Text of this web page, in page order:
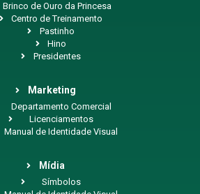
Brinco de Ouro da Princesa
Centro de Treinamento
Pastinho
Hino
Presidentes
Marketing
Departamento Comercial
Licenciamentos
Manual de Identidade Visual
Mídia
Símbolos